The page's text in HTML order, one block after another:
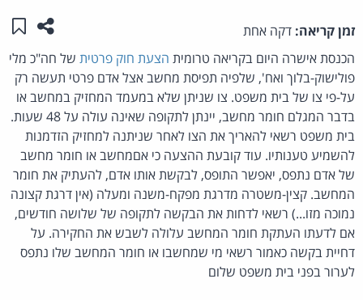
זמן קריאה: דקה אחת שתפו
הכנסת אישרה היום בקריאה טרומית הצעת חוק פרטית של חה"כ מלי
פולישוק-בלוך ואח', שלפיה תפיסת מחשב אצל אדם פרטי תעשה רק
על-פי צו של בית משפט. צו שניתן שלא במעמד המחזיק במחשב או
בדבר המגלם חומר מחשב, יינתן לתקופה שאינה עולה על 48 שעות.
בית משפט רשאי להאריך את הצו לאחר שניתנה למחזיק הזדמנות
להשמיע טענותיו. עוד קובעת ההצעה כי אםמחשב או חומר מחשב
של אדם נתפס, יאפשר התופס, לבקשת אותו אדם, להעתיק את חומר
המחשב. קצין-משטרה מדרגת מפקח-משנה ומעלה (אין דרגת קצונה
נמוכה מזו...) רשאי לדחות את הבקשה לתקופה של שלושה חודשים,
אם לדעתו העתקת חומר המחשב עלולה לשבש את החקירה. על
דחיית בקשה כאמור רשאי מי שמחשבו או חומר המחשב שלו נתפס
לערור בפני בית משפט שלום